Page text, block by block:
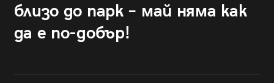
близо до парк – май няма как
да е по-добър!